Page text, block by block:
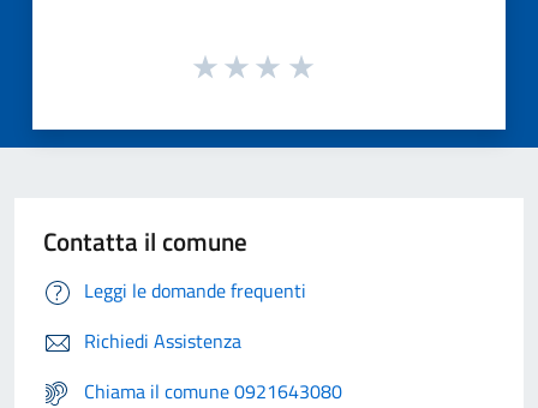
Contatta il comune
Leggi le domande frequenti
Richiedi Assistenza
Chiama il comune 0921643080